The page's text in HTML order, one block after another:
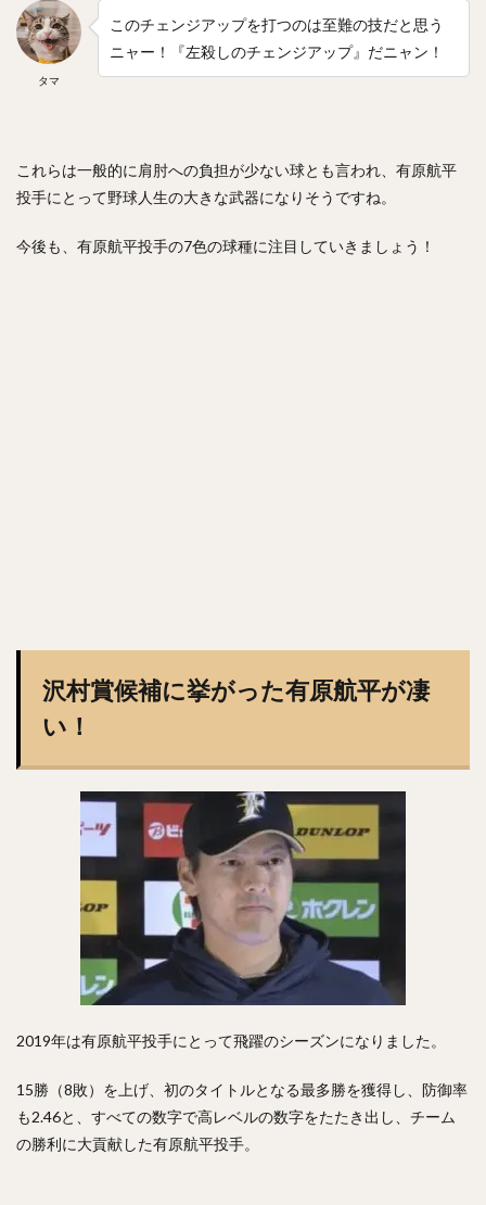
タマ
このチェンジアップを打つのは至難の技だと思う
ニャー！『左殺しのチェンジアップ』だニャン！
これらは一般的に肩肘への負担が少ない球とも言われ、有原航平
投手にとって野球人生の大きな武器になりそうですね。
今後も、有原航平投手の7色の球種に注目していきましょう！
沢村賞候補に挙がった有原航平が凄
い！
2019年は有原航平投手にとって飛躍のシーズンになりました。
15勝（8敗）を上げ、初のタイトルとなる最多勝を獲得し、防御率
も2.46と、すべての数字で高レベルの数字をたたき出し、チーム
の勝利に大貢献した有原航平投手。
岡本健（おかもとけん）
松田遼馬（まつだりょうま）
渡邉陸（わたなべりく）
福田秀平（ふくだしゅうへい）
柿木蓮（かきぎれん）
今村猛（いまむらたける）
大竹寛（おおたけかん）
藤原恭大（ふじわらきょうた）
京田陽太（きょうだようた）
乙坂智（おとさかとも）
山田哲人（やまだてつと）
宮西尚生（みやにしなおき）
栗山英樹（くりやまひでき）
田口麗斗（たぐちかずと）
安田尚憲（やすだひさのり）
石川昴弥（いしかわたかや）
細川成也（ほそかわせいや）
牧田和久（まきたかずひさ）
二木康太（ふたきこうた）
稲葉篤紀（いなばあつのり）
細川亨（ほそかわとおる）
黒川史陽（くろかわふみや）
渡辺直人（わたなべなおと）
グレゴリー・ポランコ
中嶋聡（なかじまさとし）
山下舜平大（やましたしゅんぺいた）
古川侑利（ふるかわゆうり）